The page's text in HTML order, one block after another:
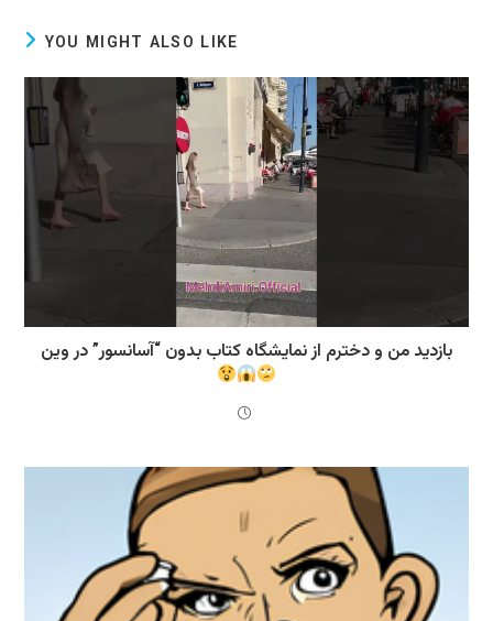
YOU MIGHT ALSO LIKE
بازدید من و دخترم از نمایشگاه کتاب بدون “آسانسور” در وین